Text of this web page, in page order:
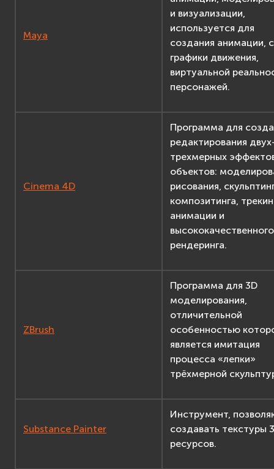
Maya
и визуализации,
используется для
создания анимации,
графики движения,
виртуальной
персонажей.
Cinema 4D
Программа для
редактирования
трехмерных
объектов:
рисования,
композитинга,
анимации и
высококачественного
рендеринга.
ZBrush
Программа для 3D
моделирования,
отличительной
особенностью
является имитация
процесса «лепки»
трёхмерной
Substance Painter
Инструмент,
создавать текстуры
ресурсов.